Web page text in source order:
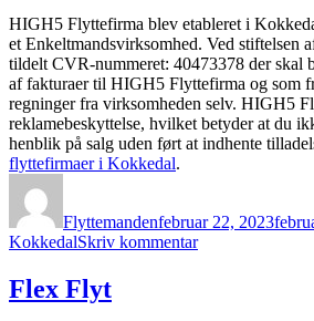
HIGH5 Flyttefirma blev etableret i
et Enkeltmandsvirksomhed. Ved stiftelsen
tildelt CVR-nummeret: 40473378 der skal
af fakturaer til HIGH5 Flyttefirma og som
regninger fra virksomheden selv. HIGH5
reklamebeskyttelse, hvilket betyder at du
henblik på salg uden ført at indhente
flyttefirmaer i Kokkedal.
Flyttemandenfebruar 22, 2023
KokkedalSkriv kommentartil
Flex Flyt